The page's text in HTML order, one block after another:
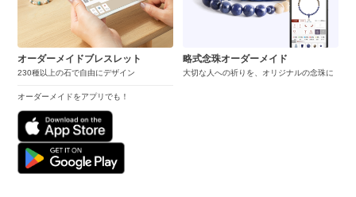
オーダーメイドブレスレット
230種以上の石で自由にデザイン
オーダーメイドをアプリでも！
略式念珠オーダーメイド
大切な人への祈りを、オリジナルの念珠に